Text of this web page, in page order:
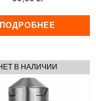
ПОДРОБНЕЕ